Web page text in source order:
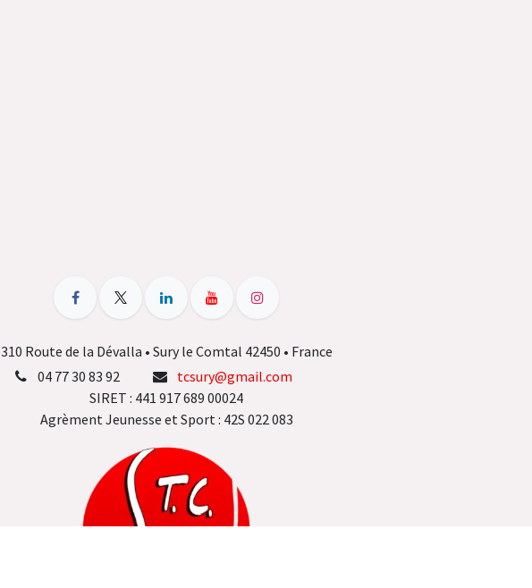
310 Route de la Dévalla • Sury le Comtal 42450 • France
04 77 30 83 92
tcsury@gmail.com
SIRET : 441 917 689 00024
Agrèment Jeunesse et Sport : 42S 022 083